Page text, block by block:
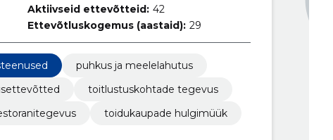
Aktiivseid ettevõtteid: 42
Ettevõtluskogemus (aastaid): 29
puhkus ja meelelahutus
toitlustuskohtade tegevus
toidukaupade hulgimüük